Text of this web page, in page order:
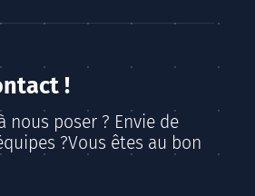
!
nous poser ? Envie de
?Vous êtes au bon